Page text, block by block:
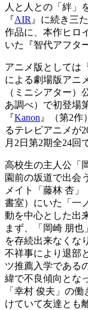
人と人との「絆」
『AIR 』に続き三
作品に、本作ヒロ
いた『智代アフタ
アニメ版としては
による劇場版アニ
（ミニシアター
あ調べ）で初登場
『Kanon 』（第2作
るテレビアニメが
月2日第2期全24回
高校生の主人公「
園前の坂道で出会
メイト「藤林 杏
書室）にいた「一
動を中心とした出
まず、「岡崎 朋
を存続出来なくな
不祥事により退部
ツ推薦入学である
緯で不良傾向とな
「幸村 俊夫」の
けていて友達とも